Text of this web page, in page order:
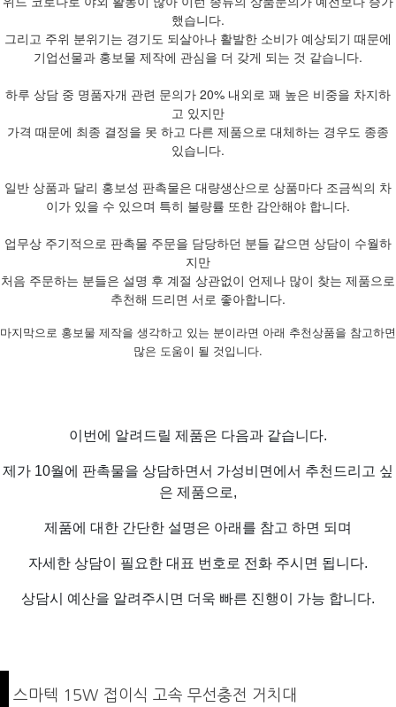
했습니다.
그리고 주위 분위기는 경기도 되살아나 활발한 소비가 예상되기 때문에
기업선물과 홍보물 제작에 관심을 더 갖게 되는 것 같습니다.
하루 상담 중 명품자개 관련 문의가 20% 내외로 꽤 높은 비중을 차지하
고 있지만
가격 때문에 최종 결정을 못 하고 다른 제품으로 대체하는 경우도 종종
있습니다.
일반 상품과 달리 홍보성 판촉물은 대량생산으로 상품마다 조금씩의 차
이가 있을 수 있으며 특히 불량률 또한 감안해야 합니다.
업무상 주기적으로 판촉물 주문을 담당하던 분들 같으면 상담이 수월하
지만
처음 주문하는 분들은 설명 후 계절 상관없이 언제나 많이 찾는 제품으로
추천해 드리면 서로 좋아합니다.
마지막으로 홍보물 제작을 생각하고 있는 분이라면 아래 추천상품을 참고하면
많은 도움이 될 것입니다.
이번에 알려드릴 제품은 다음과 같습니다.
제가 10월에 판촉물을 상담하면서 가성비면에서 추천드리고 싶
은 제품으로,
제품에 대한 간단한 설명은 아래를 참고 하면 되며
자세한 상담이 필요한 대표 번호로 전화 주시면 됩니다.
상담시 예산을 알려주시면 더욱 빠른 진행이 가능 합니다.
스마텍 15W 접이식 고속 무선충전 거치대